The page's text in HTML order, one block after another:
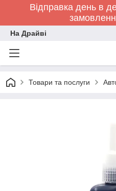
Відправка день в
На Драйві
Товари та послуги